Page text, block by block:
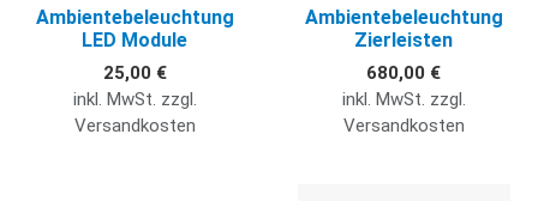
Ambientebeleuchtung
LED Module
25,00 €
inkl. MwSt. zzgl.
Versandkosten
Ambientebeleuchtung
Zierleisten
680,00 €
inkl. MwSt. zzgl.
Versandkosten